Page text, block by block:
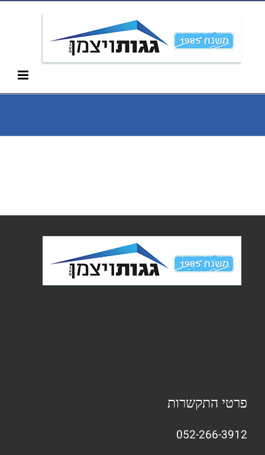
Skip
content
פרטי התקשרות
052-266-3912